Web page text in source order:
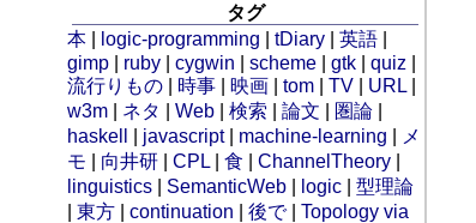
タグ
本
logic-programming |tDiary |英語
gimp
ruby |cygwin |scheme |gtk |quiz
流行りもの
時事 映画 |tom |TV URL
w3m
ネタ |Web |検索 |論文 圏論
haskell
javascript| machine-learning
メ
モ
向井研 |CPL |食 |ChannelTheory
linguistics
SemanticWeb logic |型理論
|東方 |continuation |後で|Topology via